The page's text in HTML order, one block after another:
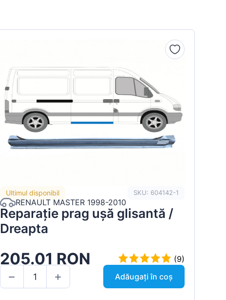
Ultimul disponibil SKU: 604142-1
RENAULT MASTER 1998-2010
Reparație prag ușă glisantă /
Dreapta
205.01 RON
(9)
Adăugați în coș